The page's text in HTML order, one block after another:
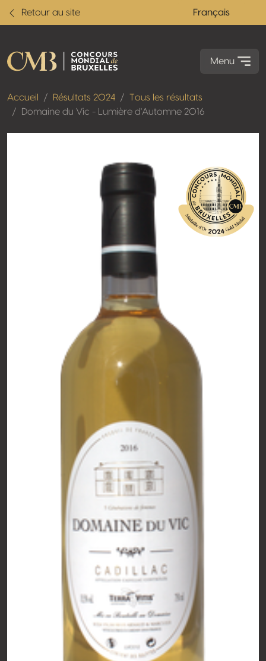
Retour au site Français
Menu
Accueil Résultats 2024
Tous les résultats
Domaine du Vic - Lumière d'Automne 2016